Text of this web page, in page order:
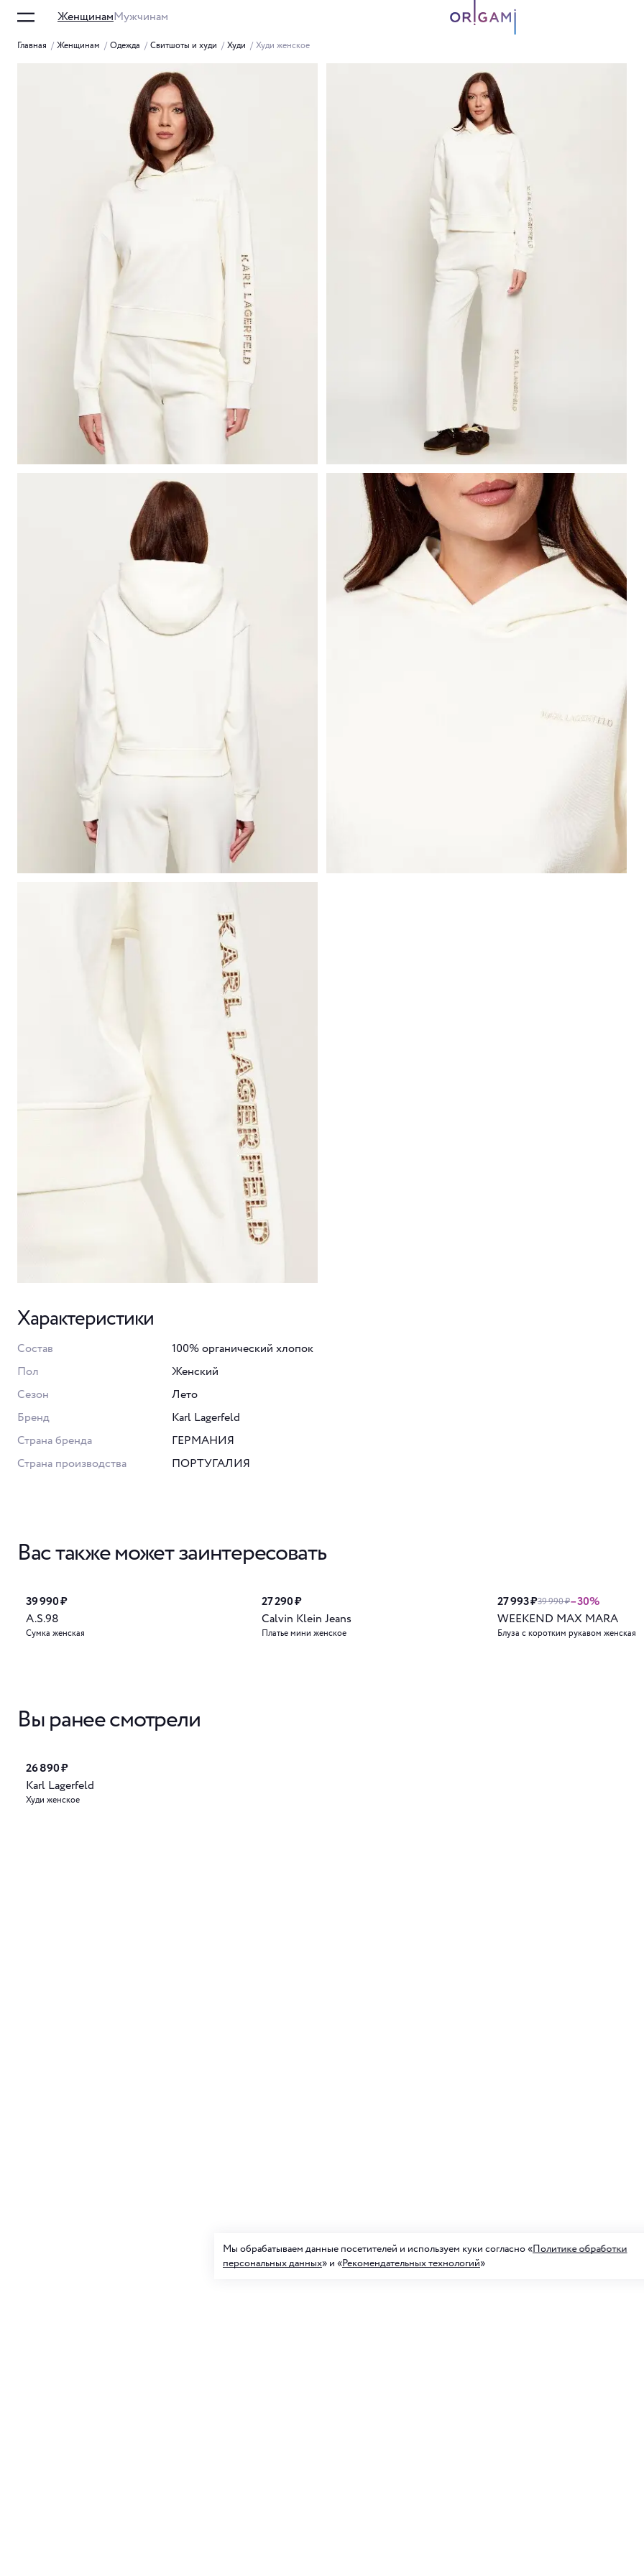
ЖенщинамМужчинам
Главная / Женщинам / Одежда / Свитшоты и худи / Худи / Худи женское
Характеристики
Состав
100% органический хлопок
Пол
Женский
Сезон
Лето
Бренд
Karl Lagerfeld
Страна бренда
ГЕРМАНИЯ
Страна производства
ПОРТУГАЛИЯ
Вас также может заинтересовать
39 990 ₽
A.S.98
Сумка женская
27 290 ₽
Calvin Klein Jeans
Платье мини женское
27 993 ₽39 990 ₽–30%
WEEKEND MAX MARA
Блуза с коротким рукавом женская
Вы ранее смотрели
26 890 ₽
Karl Lagerfeld
Худи женское
Мы обрабатываем данные посетителей и используем куки согласно «Политике обработки
персональных данных» и «Рекомендательных технологий»